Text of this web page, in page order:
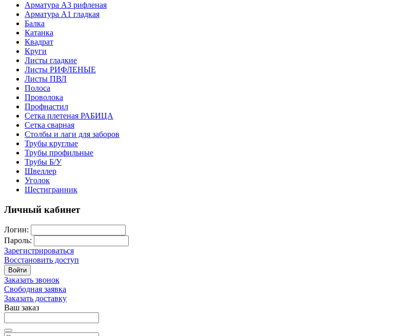
Арматура А3 рифленая
Арматура А1 гладкая
Балка
Катанка
Квадрат
Круги
Листы гладкие
Листы РИФЛЕНЫЕ
Листы ПВЛ
Полоса
Проволока
Профнастил
Сетка плетеная РАБИЦА
Сетка сварная
Столбы и лаги для заборов
Трубы круглые
Трубы профильные
Трубы Б/У
Швеллер
Уголок
Шестигранник
Личный кабинет
Логин:
Пароль:
Зарегистрироваться
Восстановить доступ
Войти
Заказать звонок
Свободная заявка
Заказать доставку
Ваш заказ